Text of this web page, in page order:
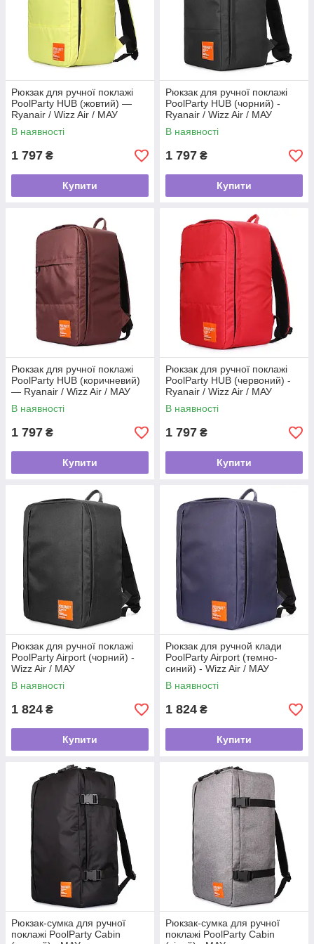
Рюкзак для ручної поклажі
PoolParty HUB (жовтий) —
Ryanair / Wizz Air / МАУ
В наявності
1 797 ₴
Купити
Рюкзак для ручної поклажі
PoolParty HUB (чорний) -
Ryanair / Wizz Air / МАУ
В наявності
1 797 ₴
Купити
Рюкзак для ручної поклажі
PoolParty HUB (коричневий)
— Ryanair / Wizz Air / МАУ
В наявності
1 797 ₴
Купити
Рюкзак для ручної поклажі
PoolParty HUB (червоний) -
Ryanair / Wizz Air / МАУ
В наявності
1 797 ₴
Купити
Рюкзак для ручної поклажі
PoolParty Airport (чорний) -
Wizz Air / МАУ
В наявності
1 824 ₴
Купити
Рюкзак для ручной клади
PoolParty Airport (темно-
синий) - Wizz Air / МАУ
В наявності
1 824 ₴
Купити
Рюкзак-сумка для ручної
поклажі PoolParty Cabin
Рюкзак-сумка для ручної
поклажі PoolParty Cabin